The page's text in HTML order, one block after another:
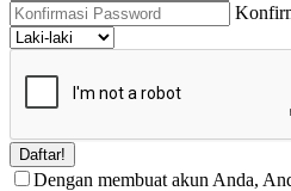
Dengan membuat akun Anda,